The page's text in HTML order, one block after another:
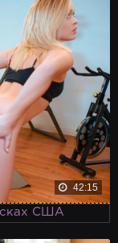
42:15
США